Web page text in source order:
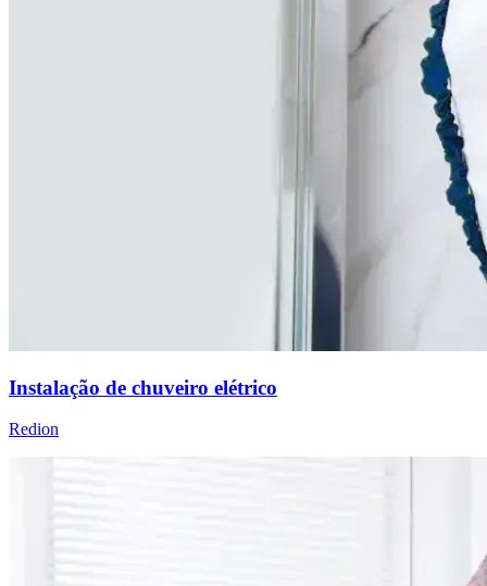
Instalação de chuveiro elétrico
Redion